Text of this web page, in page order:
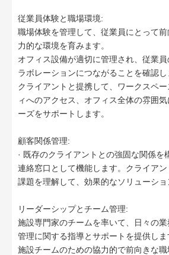
従業員体験と職場環境:
職場体験を管理して、従業員にとって
力的な環境を育みます。
オフィス設備が適切に管理され、従業
ラボレーションにつながることを確認し
クライアントと提携して、ワークスペ
ィへのアクセス、オフィス全体の雰囲
ーズをサポートします。
顧客関係管理:
· 既存のクライアントとの強固な関係を
連絡窓口として機能します。クライアン
課題を理解して、効果的なソリューショ
リーダーシップとチーム管理:
施設専門家のチームを率いて、日々の
管理に関する指導とサポートを提供しま
施設チームのための協力的で前向きな